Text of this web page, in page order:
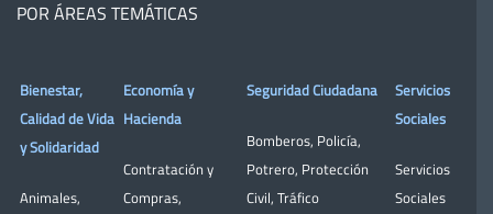
POR ÁREAS TEMÁTICAS
Bienestar,
Calidad de Vida
y Solidaridad
Animales,
Economía y
Hacienda
Contratación y
Compras,
Seguridad Ciudadana
Bomberos, Policía,
Potrero, Protección
Civil, Tráfico
Servicios
Sociales
Servicios
Sociales